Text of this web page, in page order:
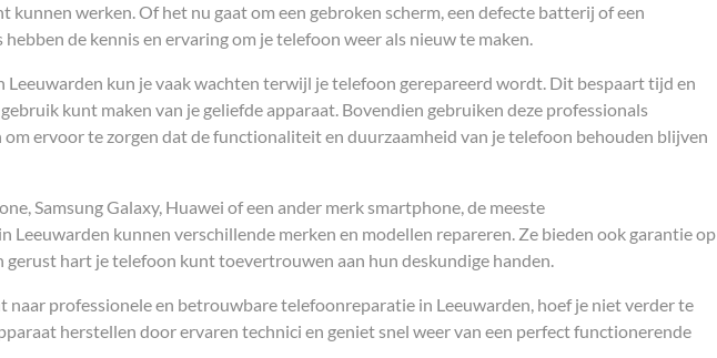
kunnen werken. Of het nu gaat om een gebroken scherm, een defecte batterij of een
de kennis en ervaring om je telefoon weer als nieuw te maken.
Leeuwarden kun je vaak wachten terwijl je telefoon gerepareerd wordt. Dit bespaart tijd en
kunt maken van je geliefde apparaat. Bovendien gebruiken deze professionals
ervoor te zorgen dat de functionaliteit en duurzaamheid van je telefoon behouden blijven
Samsung Galaxy, Huawei of een ander merk smartphone, de meeste
Leeuwarden kunnen verschillende merken en modellen repareren. Ze bieden ook garantie op
gerust hart je telefoon kunt toevertrouwen aan hun deskundige handen.
naar professionele en betrouwbare telefoonreparatie in Leeuwarden, hoef je niet verder te
herstellen door ervaren technici en geniet snel weer van een perfect functionerende